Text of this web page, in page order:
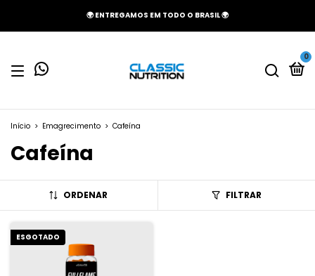
🌍 ENTREGAMOS EM TODO O BRASIL 🌍
0
Início > Emagrecimento > Cafeína
Cafeína
ORDENAR FILTRAR
ESGOTADO